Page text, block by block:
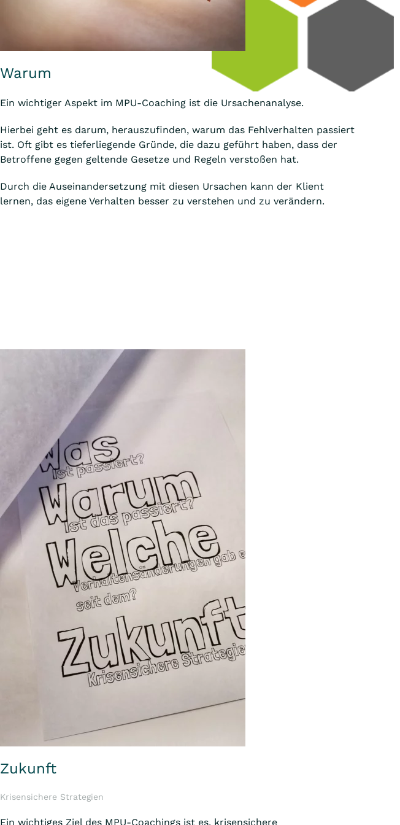
Warum
Ein wichtiger Aspekt im MPU-Coaching ist die Ursachenanalyse.
Hierbei geht es darum, herauszufinden, warum das Fehlverhalten passiert
ist. Oft gibt es tieferliegende Gründe, die dazu geführt haben, dass der
Betroffene gegen geltende Gesetze und Regeln verstoßen hat.
Durch die Auseinandersetzung mit diesen Ursachen kann der Klient
lernen, das eigene Verhalten besser zu verstehen und zu verändern.
Zukunft
Krisensichere Strategien
Ein wichtiges Ziel des MPU-Coachings ist es, krisensichere